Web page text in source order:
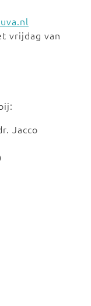
vrijdag van
Jacco